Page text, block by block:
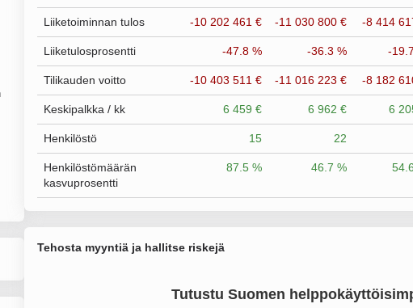
Liiketoiminnan tulos -10 202 461 € -11 030 800 € -8 414
Liiketulosprosentti -47.8 % -36.3 % -
Tilikauden voitto -10 403 511 € -11 016 223 € -8 182
Keskipalkka / kk 6 459 € 6 962 € 6
Henkilöstö 15 22
Henkilöstömäärän
kasvuprosentti
87.5 % 46.7 %
Tehosta myyntiä ja hallitse riskejä
Tutustu Suomen